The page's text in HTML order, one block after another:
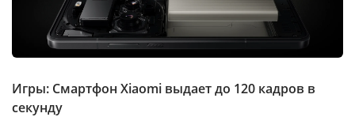
Игры: Смартфон Xiaomi выдает до 120 кадров в
секунду